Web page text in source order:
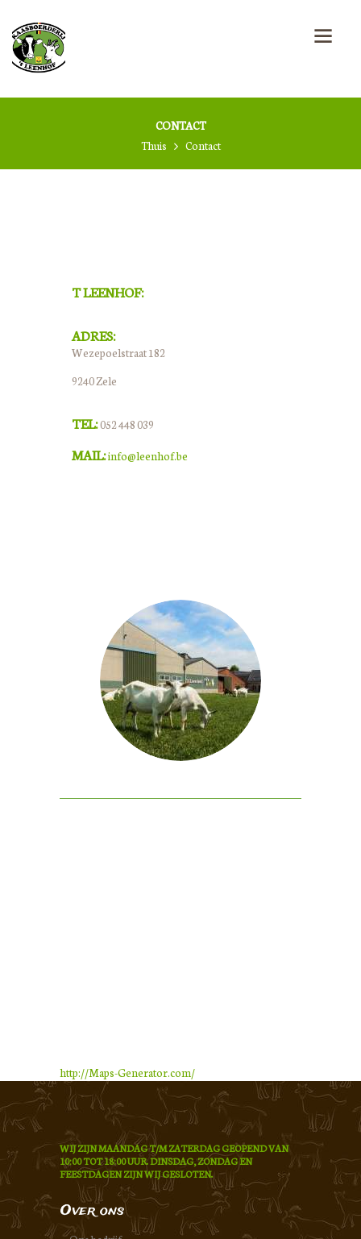
CONTACT
Thuis
Contact
T LEENHOF:
ADRES:
Wezepoelstraat 182
9240 Zele
TEL:052 448 039
MAIL:info@leenhof.be
http://Maps-Generator.com/
WIJ ZIJN MAANDAG T/M ZATERDAG GEOPEND VAN
10:00 TOT 18:00 UUR. DINSDAG, ZONDAG EN
FEESTDAGEN ZIJN WIJ GESLOTEN.
Over ons